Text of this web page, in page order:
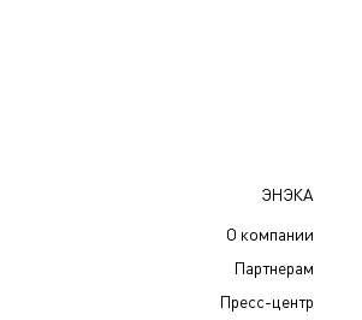
ЭНЭКА
О компании
Партнерам
Пресс-центр